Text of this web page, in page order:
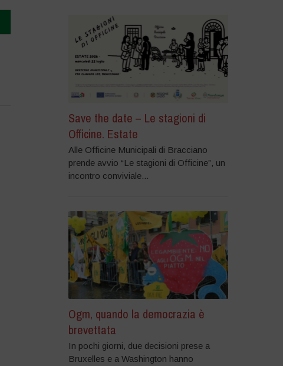
Save the date – Le stagioni di
Officine. Estate
Alle Officine Municipali di Bracciano
prende avvio “Le stagioni di Officine”, un
incontro conviviale...
Ogm, quando la democrazia è
brevettata
In pochi giorni, due decisioni prese a
Bruxelles e a Washington hanno